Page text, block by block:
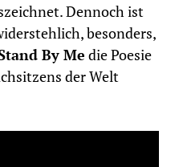
Dennoch ist
besonders,
By Me die Poesie
der Welt